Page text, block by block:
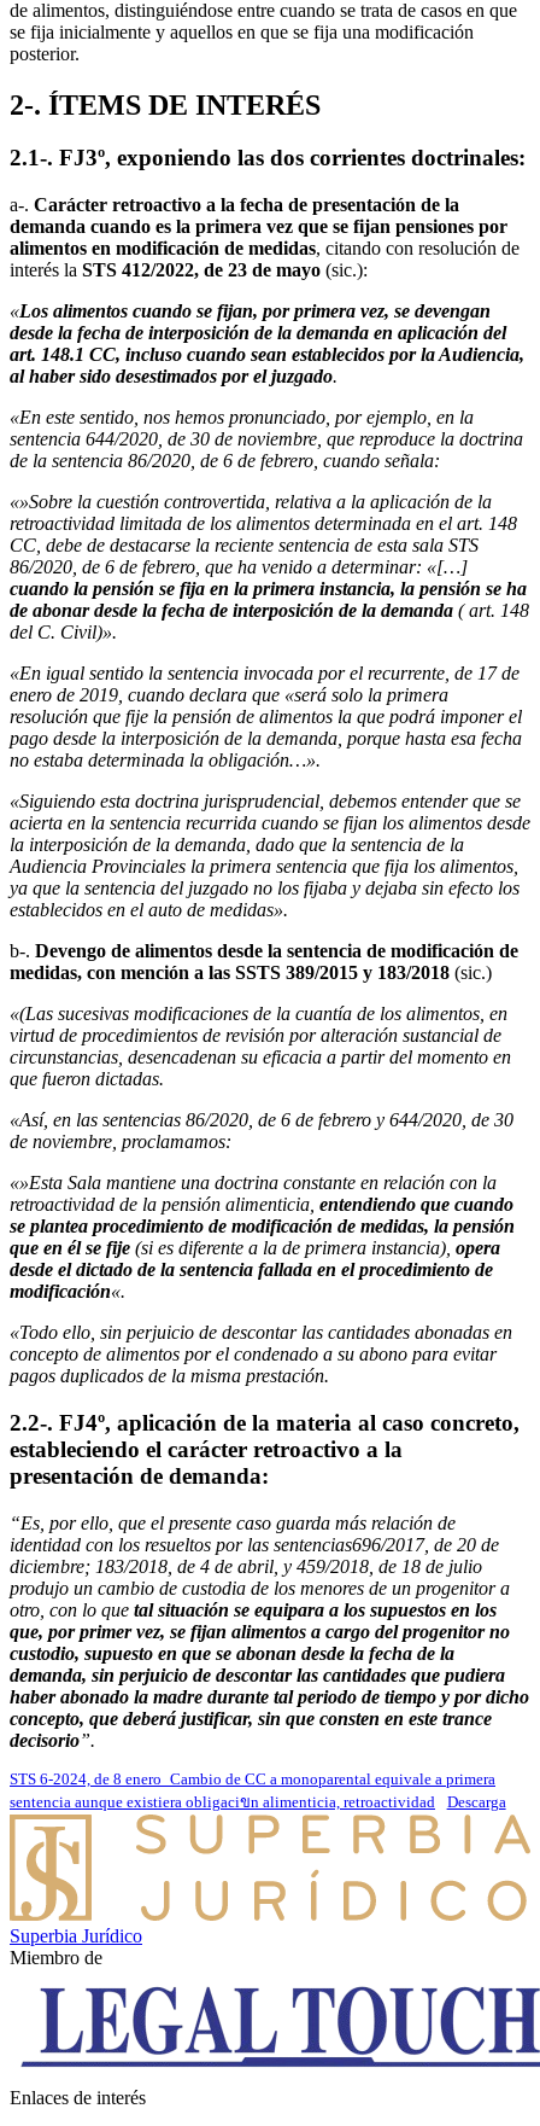
de alimentos, distinguiéndose entre cuando se trata de casos en que
se fija inicialmente y aquellos en que se fija una modificación
posterior.
2-. ÍTEMS DE INTERÉS
2.1-. FJ3º, exponiendo las dos corrientes doctrinales:
a-. Carácter retroactivo a la fecha de presentación de la
demanda cuando es la primera vez que se fijan pensiones por
alimentos en modificación de medidas, citando con resolución de
interés la STS 412/2022, de 23 de mayo (sic.):
«Los alimentos cuando se fijan, por primera vez, se devengan
desde la fecha de interposición de la demanda en aplicación del
art. 148.1 CC, incluso cuando sean establecidos por la Audiencia,
al haber sido desestimados por el juzgado.
«En este sentido, nos hemos pronunciado, por ejemplo, en la
sentencia 644/2020, de 30 de noviembre, que reproduce la doctrina
de la sentencia 86/2020, de 6 de febrero, cuando señala:
«»Sobre la cuestión controvertida, relativa a la aplicación de la
retroactividad limitada de los alimentos determinada en el art. 148
CC, debe de destacarse la reciente sentencia de esta sala STS
86/2020, de 6 de febrero, que ha venido a determinar: «[…]
cuando la pensión se fija en la primera instancia, la pensión se ha
de abonar desde la fecha de interposición de la demanda ( art. 148
del C. Civil)».
«En igual sentido la sentencia invocada por el recurrente, de 17 de
enero de 2019, cuando declara que «será solo la primera
resolución que fije la pensión de alimentos la que podrá imponer el
pago desde la interposición de la demanda, porque hasta esa fecha
no estaba determinada la obligación…».
«Siguiendo esta doctrina jurisprudencial, debemos entender que se
acierta en la sentencia recurrida cuando se fijan los alimentos desde
la interposición de la demanda, dado que la sentencia de la
Audiencia Provinciales la primera sentencia que fija los alimentos,
ya que la sentencia del juzgado no los fijaba y dejaba sin efecto los
establecidos en el auto de medidas».
b-. Devengo de alimentos desde la sentencia de modificación de
medidas, con mención a las SSTS 389/2015 y 183/2018 (sic.)
«(Las sucesivas modificaciones de la cuantía de los alimentos, en
virtud de procedimientos de revisión por alteración sustancial de
circunstancias, desencadenan su eficacia a partir del momento en
que fueron dictadas.
«Así, en las sentencias 86/2020, de 6 de febrero y 644/2020, de 30
de noviembre, proclamamos:
«»Esta Sala mantiene una doctrina constante en relación con la
retroactividad de la pensión alimenticia, entendiendo que cuando
se plantea procedimiento de modificación de medidas, la pensión
que en él se fije (si es diferente a la de primera instancia), opera
desde el dictado de la sentencia fallada en el procedimiento de
modificación«.
«Todo ello, sin perjuicio de descontar las cantidades abonadas en
concepto de alimentos por el condenado a su abono para evitar
pagos duplicados de la misma prestación.
2.2-. FJ4º, aplicación de la materia al caso concreto,
estableciendo el carácter retroactivo a la
presentación de demanda:
“Es, por ello, que el presente caso guarda más relación de
identidad con los resueltos por las sentencias696/2017, de 20 de
diciembre; 183/2018, de 4 de abril, y 459/2018, de 18 de julio
produjo un cambio de custodia de los menores de un progenitor a
otro, con lo que tal situación se equipara a los supuestos en los
que, por primer vez, se fijan alimentos a cargo del progenitor no
custodio, supuesto en que se abonan desde la fecha de la
demanda, sin perjuicio de descontar las cantidades que pudiera
haber abonado la madre durante tal periodo de tiempo y por dicho
concepto, que deberá justificar, sin que consten en este trance
decisorio”.
STS 6-2024, de 8 enero_Cambio de CC a monoparental equivale a primera
sentencia aunque existiera obligaciขn alimenticia, retroactividad
Descarga
Superbia Jurídico
Miembro de
Enlaces de interés